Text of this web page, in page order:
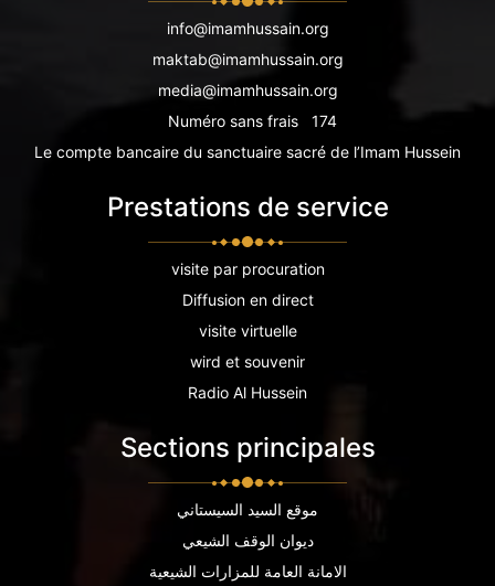
info@imamhussain.org
maktab@imamhussain.org
media@imamhussain.org
Numéro sans frais
174
Le compte bancaire du sanctuaire sacré de l’Imam Hussein
Prestations de service
visite par procuration
Diffusion en direct
visite virtuelle
wird et souvenir
Radio Al Hussein
Sections principales
موقع السيد السيستاني
ديوان الوقف الشيعي
الامانة العامة للمزارات الشيعية